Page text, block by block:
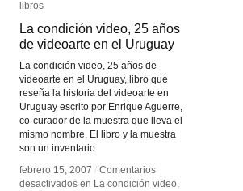
libros
La condición video, 25 años
de videoarte en el Uruguay
La condición video, 25 años de
videoarte en el Uruguay, libro que
reseña la historia del videoarte en
Uruguay escrito por Enrique Aguerre,
co-curador de la muestra que lleva el
mismo nombre. El libro y la muestra
son un inventario
febrero 15, 2007 / Comentarios
desactivados en La condición video,
libros
La condición video, 25 años
de videoarte en el Uruguay
febrero 15, 2007 / Comentarios
desactivados en La condición video,